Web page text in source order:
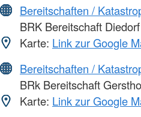
Bereitschaften /
BRK Bereitschaft Diedorf
Karte: Link zur Google
Bereitschaften /
BRk Bereitschaft
Karte: Link zur Google